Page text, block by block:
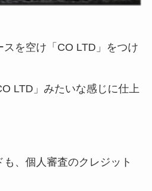
を空け「CO LTD」をつけ
LTD」みたいな感じに仕上
、個人審査のクレジット